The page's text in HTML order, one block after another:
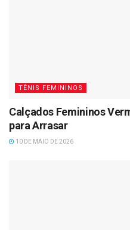
TÊNIS FEMININOS
Calçados Femininos
para Arrasar
10 DE MAIO DE 2026